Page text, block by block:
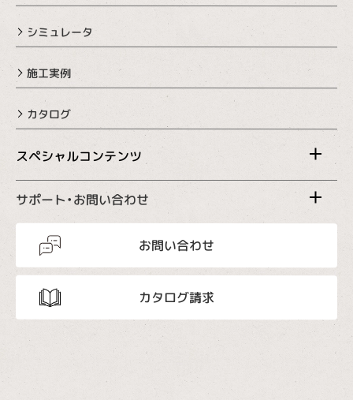
シミュレータ
施工実例
カタログ
スペシャルコンテンツ
サポート・お問い合わせ
お問い合わせ
カタログ請求